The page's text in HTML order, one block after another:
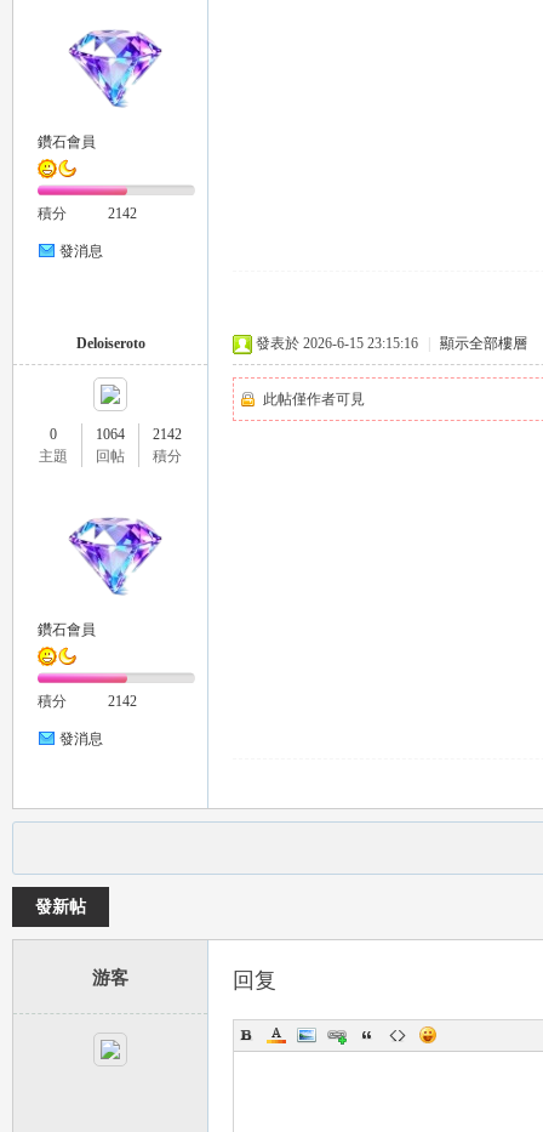
鑽石會員
積分 2142
發消息
Deloiseroto
0
主題
1064
回帖
2142
積分
鑽石會員
積分 2142
發消息
發表於 2026-6-15 23:15:16 顯示全部樓層
此帖僅作者可見
發新帖
游客 回复